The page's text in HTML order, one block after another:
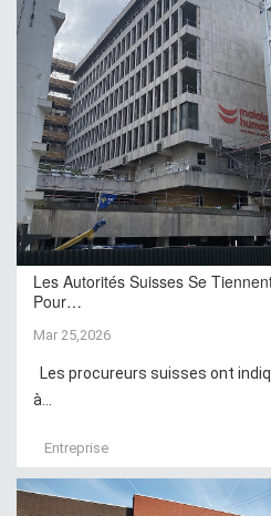
Les Autorités Suisses Se
Pour…
Mar 25,2026
Les procureurs suisses ont
à...
Entreprise